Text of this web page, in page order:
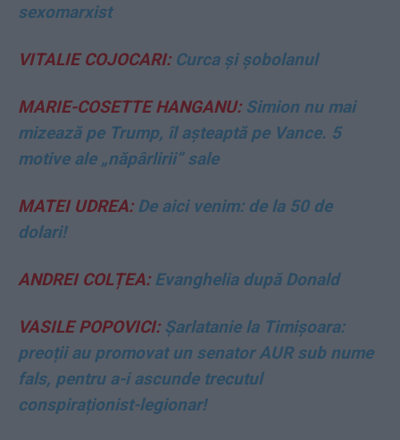
sexomarxist
VITALIE COJOCARI:Curca și șobolanul
MARIE-COSETTE HANGANU:Simion nu mai
mizează pe Trump, îl așteaptă pe Vance. 5
motive ale „năpârlirii” sale
MATEI UDREA:De aici venim: de la 50 de
dolari!
ANDREI COLȚEA:Evanghelia după Donald
VASILE POPOVICI:Șarlatanie la Timișoara:
preoții au promovat un senator AUR sub nume
fals, pentru a-i ascunde trecutul
conspiraționist-legionar!